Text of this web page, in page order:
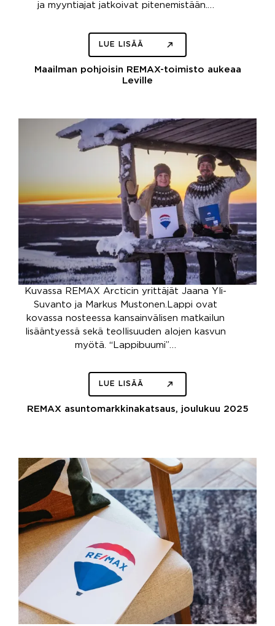
ja myyntiajat jatkoivat pitenemistään.…
LUE LISÄÄ
Maailman pohjoisin REMAX-toimisto aukeaa
Leville
Kuvassa REMAX Arcticin yrittäjät Jaana Yli-
Suvanto ja Markus Mustonen.Lappi ovat
kovassa nosteessa kansainvälisen matkailun
lisääntyessä sekä teollisuuden alojen kasvun
myötä. “Lappibuumi”…
LUE LISÄÄ
REMAX asuntomarkkinakatsaus, joulukuu 2025